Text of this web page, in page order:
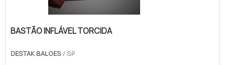
BASTÃO INFLÁVEL TORCIDA
DESTAK BALOES / SP